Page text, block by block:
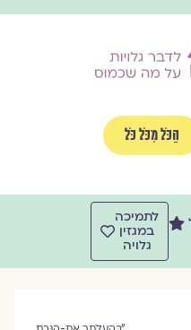
הַכֹּל מִכֹּל כֹּל
לתמיכה
במגזין
גלויה